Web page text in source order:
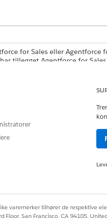
for Sales eller Agentforce
tillegget Agentforce for
i
agenten til en
Søke på nettet
Få relaterte
varemerker tilhører de respektive
Floor, San Francisco, CA 94105,